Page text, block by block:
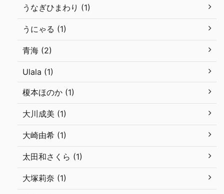
うなぎひまわり (1)
うにゃる (1)
青海 (2)
Ulala (1)
榎本ほのか (1)
大川成美 (1)
大崎由希 (1)
太田和さくら (1)
大塚莉奈 (1)